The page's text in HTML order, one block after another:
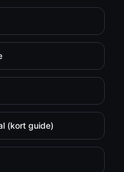
(kort guide)